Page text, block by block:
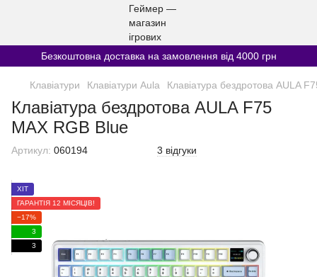
Безкоштовна доставка на замовлення від 4000 грн
Клавіатури Клавіатури Aula Клавіатура бездротова AULA
Клавіатура бездротова AULA F75
MAX RGB Blue
Артикул: 060194 3 відгуки
ХІТ
ГАРАНТІЯ 12 МІСЯЦІВ!
−17%
3
3